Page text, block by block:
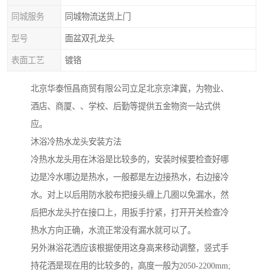
同城服务 同城物流送货上门
型号 面盆双孔龙头
表面工艺 镀铬
北京华泰恒昌商贸有限公司立足北京京津冀，为物业、
酒店、商厦、、学校、后勤等提供五金物资一站式供
应。
沐浴冷热水龙头安装方法
冷热水龙头用在沐浴是比较多的，安装时候要检查好哪
边是冷水哪边是热水，一般都是左边接热水，右边接冷
水。对上以后用防水胶布把接头缠上几圈以免漏水，然
后把水龙头拧在接口上，用扳手拧紧，打开开关检查冷
热水方向正确，水流正常没有漏水就可以了。
另外淋浴花洒应该根据使用这身高来移动调整，竖式手
持花洒是现在用的比较多的，高度一般为2050-2200mm;